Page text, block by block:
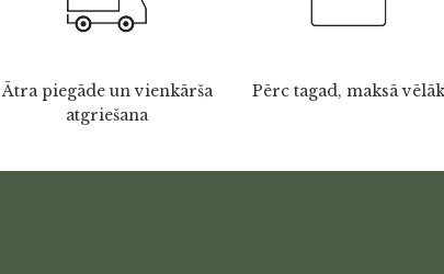
Ātra piegāde un vienkārša
atgriešana
Pērc tagad, maksā vēlāk